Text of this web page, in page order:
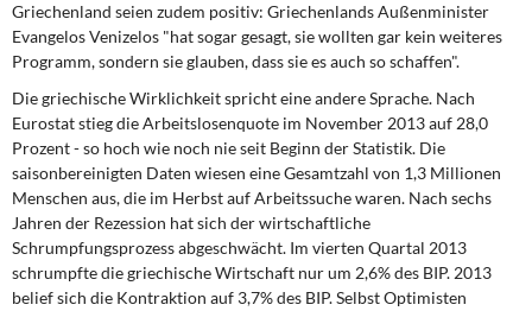
Kontakt
Griechenland seien zudem positiv: Griechenlands Außenminister
Evangelos Venizelos "hat sogar gesagt, sie wollten gar kein weiteres
Programm, sondern sie glauben, dass sie es auch so schaffen".
Die griechische Wirklichkeit spricht eine andere Sprache. Nach
Eurostat stieg die Arbeitslosenquote im November 2013 auf 28,0
Prozent - so hoch wie noch nie seit Beginn der Statistik. Die
saisonbereinigten Daten wiesen eine Gesamtzahl von 1,3 Millionen
Menschen aus, die im Herbst auf Arbeitssuche waren. Nach sechs
Jahren der Rezession hat sich der wirtschaftliche
Schrumpfungsprozess abgeschwächt. Im vierten Quartal 2013
schrumpfte die griechische Wirtschaft nur um 2,6% des BIP. 2013
belief sich die Kontraktion auf 3,7% des BIP. Selbst Optimisten